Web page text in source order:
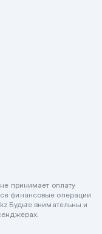
принимает оплату
финансовые операции
Будьте внимательны и